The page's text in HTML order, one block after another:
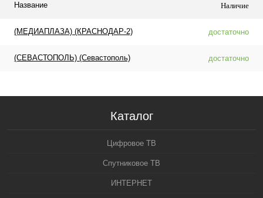
Название Наличие
(МЕДИАПЛАЗА) (КРАСНОДАР-2) достаточно
(СЕВАСТОПОЛЬ) (Севастополь) достаточно
Каталог
Цифровое ТВ
Спутниковое ТВ
ИНТЕРНЕТ